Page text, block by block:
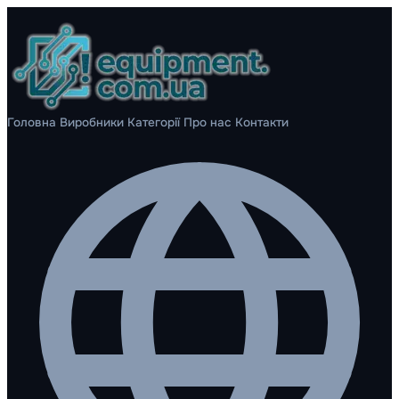
Головна Виробники Категорії Про нас Контакти